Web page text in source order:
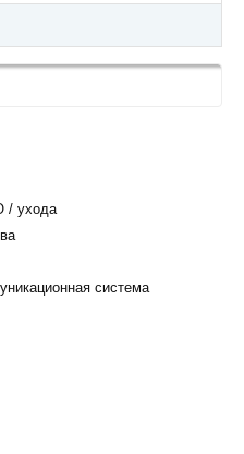
/ ухода
система